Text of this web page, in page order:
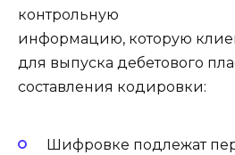
контрольную
информацию, которую
для выпуска дебетового
составления кодировки:
Шифровке подлежат